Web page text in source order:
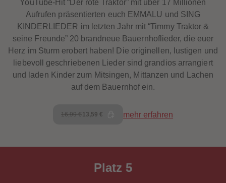
YouTube-Hit “Der rote Traktor” mit über 17 Millionen
Aufrufen präsentierten euch EMMALU und SING
KINDERLIEDER im letzten Jahr mit “Timmy Traktor &
seine Freunde” 20 brandneue Bauernhoflieder, die euer
Herz im Sturm erobert haben! Die originellen, lustigen und
liebevoll geschriebenen Lieder sind grandios arrangiert
und laden Kinder zum Mitsingen, Mittanzen und Lachen
auf dem Bauernhof ein.
16,99 €13,59 € mehr erfahren
Platz 5